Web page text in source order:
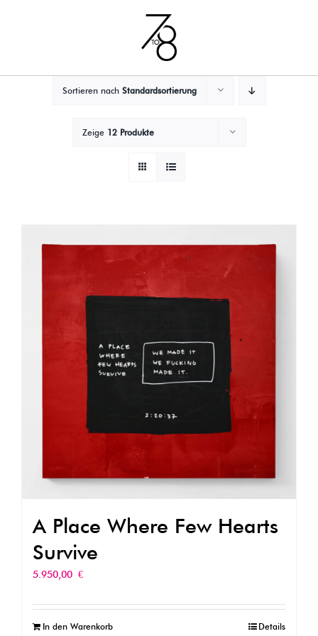
Sortieren nach Standardsortierung
Zeige 12 Produkte
A Place Where Few Hearts
Survive
5.950,00 €
In den Warenkorb Details